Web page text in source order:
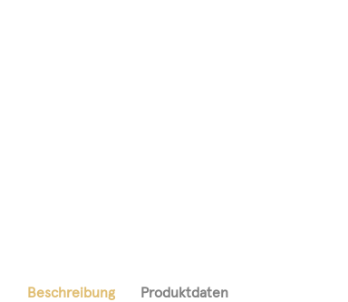
Beschreibung Produktdaten